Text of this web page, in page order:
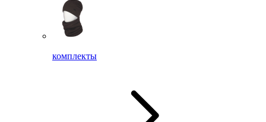
комплекты